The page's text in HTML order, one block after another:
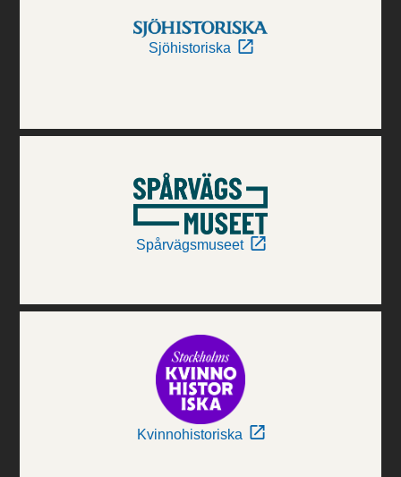
Sjöhistoriska
Spårvägsmuseet
Kvinnohistoriska